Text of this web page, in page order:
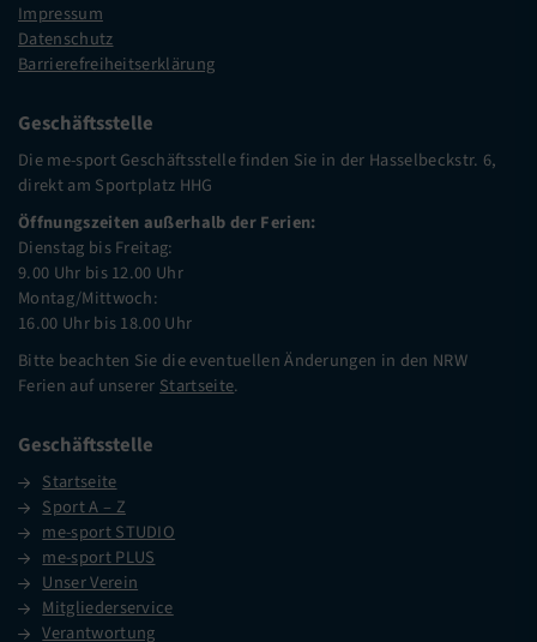
Impressum
Datenschutz
Barrierefreiheitserklärung
Geschäftsstelle
Die me-sport Geschäftsstelle finden Sie in der Hasselbeckstr. 6,
direkt am Sportplatz HHG
Öffnungszeiten außerhalb der Ferien:
Dienstag bis Freitag:
9.00 Uhr bis 12.00 Uhr
Montag/Mittwoch:
16.00 Uhr bis 18.00 Uhr
Bitte beachten Sie die eventuellen Änderungen in den NRW
Ferien auf unserer Startseite.
Geschäftsstelle
Startseite
Sport A – Z
me-sport STUDIO
me-sport PLUS
Unser Verein
Mitgliederservice
Verantwortung